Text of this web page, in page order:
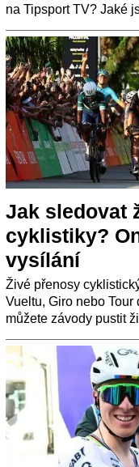
na Tipsport TV? Jaké
Jak sledovat
cyklistiky?
vysílání
Živé přenosy
Vueltu, Giro nebo
můžete závody pustit